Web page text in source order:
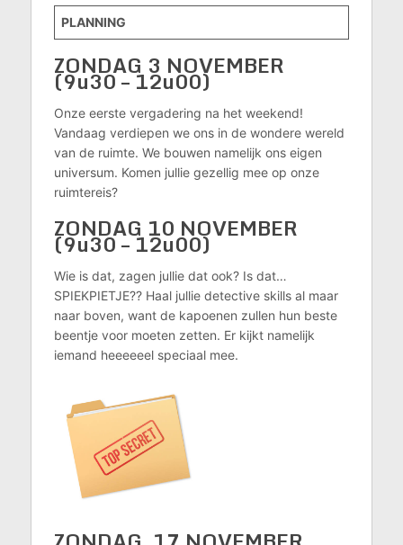
PLANNING
ZONDAG 3 NOVEMBER
(9u30 – 12u00)
Onze eerste vergadering na het weekend!
Vandaag verdiepen we ons in de wondere wereld
van de ruimte. We bouwen namelijk ons eigen
universum. Komen jullie gezellig mee op onze
ruimtereis?
ZONDAG 10 NOVEMBER
(9u30 – 12u00)
Wie is dat, zagen jullie dat ook? Is dat…
SPIEKPIETJE?? Haal jullie detective skills al maar
naar boven, want de kapoenen zullen hun beste
beentje voor moeten zetten. Er kijkt namelijk
iemand heeeeeel speciaal mee.